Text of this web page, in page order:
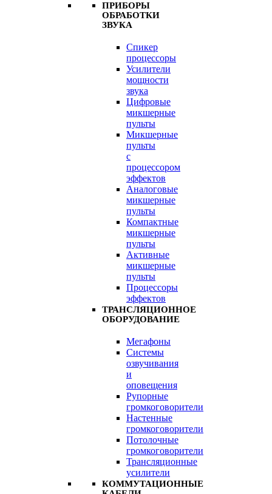
ПРИБОРЫ
ОБРАБОТКИ
ЗВУКА
Спикер
процессоры
Усилители
мощности
звука
Цифровые
микшерные
пульты
Микшерные
пульты
с
процессором
эффектов
Аналоговые
микшерные
пульты
Компактные
микшерные
пульты
Активные
микшерные
пульты
Процессоры
эффектов
ТРАНСЛЯЦИОННОЕ
ОБОРУДОВАНИЕ
Мегафоны
Системы
озвучивания
и
оповещения
Рупорные
громкоговорители
Настенные
громкоговорители
Потолочные
громкоговорители
Трансляционные
усилители
КОММУТАЦИОННЫЕ